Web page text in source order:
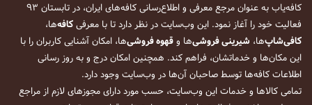
کافه‌یاب به عنوان مرجع معرفی و اطلاع‌رسانی کافه‌های ایران، در تابستان ۹۳
فعالیت خود را آغاز نمود. این وب‌سایت در نظر دارد تا با معرفیکافه‌ها،
کافی‌شاپ‌ها، شیرینی فروشی‌ها وقهوه فروشی‌ها، امکان آشنایی کاربران را با
این مکان‌ها و خدماتشان، فراهم کند. همچنین امکان درج و به روز رسانی
اطلاعات کافه‌ها توسط صاحبان آن‌ها در وب‌سایت وجود دارد.
تمامی کالاها و خدمات این وب‌سایت، حسب مورد دارای مجوزهای لازم از مراجع